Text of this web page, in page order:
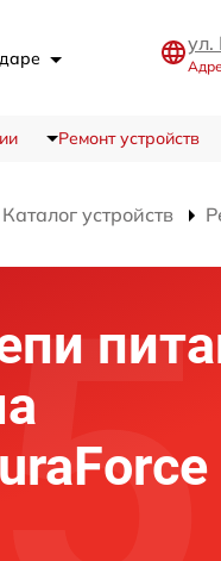
ул.
Ремонт устройств
Каталог устройств